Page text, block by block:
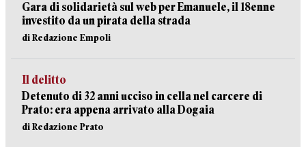
Gara di solidarietà sul web per Emanuele, il 18enne
investito da un pirata della strada
di Redazione Empoli
Il delitto
Detenuto di 32 anni ucciso in cella nel carcere di
Prato: era appena arrivato alla Dogaia
di Redazione Prato